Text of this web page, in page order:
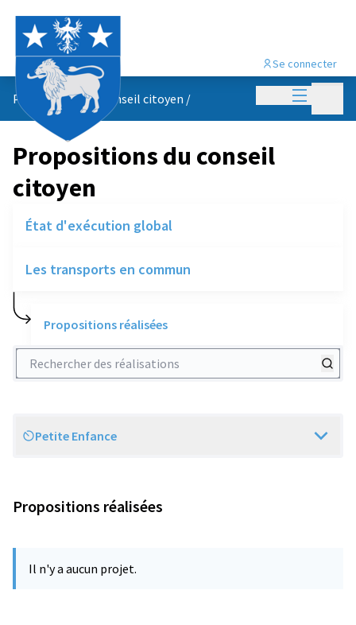
Menu
Se connecter
Propositions du conseil citoyen /
Propositions du conseil
citoyen
État d'exécution global
Les transports en commun
Propositions réalisées
Rechercher des réalisations
Scope
Petite Enfance
Propositions réalisées
Il n'y a aucun projet.